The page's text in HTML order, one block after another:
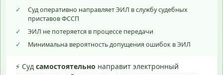
✓
Суд оперативно направляет ЭИЛ в службу судебных
приставов ФССП
✓
ЭИЛ не потеряется в процессе передачи
✓
Минимальна вероятность допущения ошибок в ЭИЛ
⚡ Суд самостоятельно направит электронный